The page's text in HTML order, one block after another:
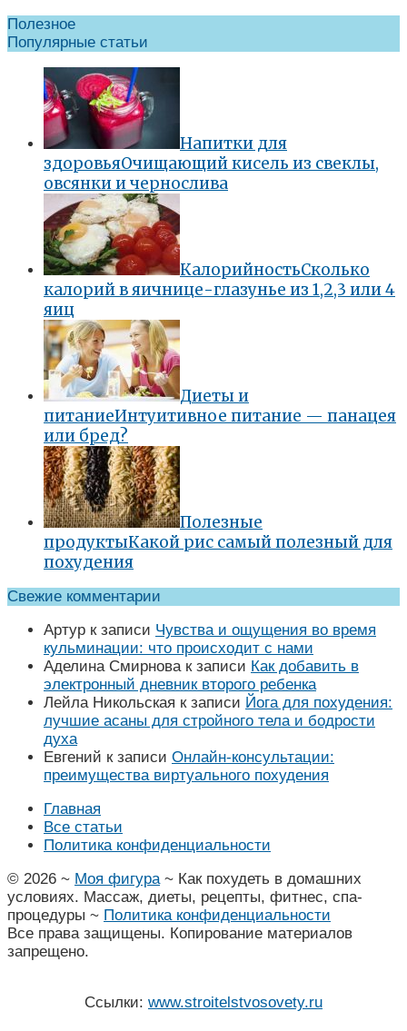
Полезное
Популярные статьи
Напитки для
здоровьяОчищающий кисель из свеклы,
овсянки и чернослива
КалорийностьСколько
калорий в яичнице-глазунье из 1,2,3 или 4
яиц
Диеты и
питаниеИнтуитивное питание — панацея
или бред?
Полезные
продуктыКакой рис самый полезный для
похудения
Свежие комментарии
Артур к записи Чувства и ощущения во время
кульминации: что происходит с нами
Аделина Смирнова к записи Как добавить в
электронный дневник второго ребенка
Лейла Никольская к записи Йога для похудения:
лучшие асаны для стройного тела и бодрости
духа
Евгений к записи Онлайн-консультации:
преимущества виртуального похудения
Главная
Все статьи
Политика конфиденциальности
© 2026 ~ Моя фигура ~ Как похудеть в домашних
условиях. Массаж, диеты, рецепты, фитнес, спа-
процедуры ~ Политика конфиденциальности
Все права защищены. Копирование материалов
запрещено.
Ссылки: www.stroitelstvosovety.ru